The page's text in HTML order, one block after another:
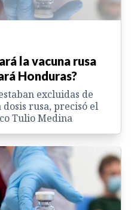
la vacuna rusa
Honduras?
excluidas de
rusa, precisó el
Tulio Medina